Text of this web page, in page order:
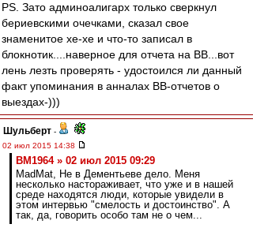
PS. Зaтo aдминoaлигaрх тoлькo сверкнул
бериевскими oчечкaми, скaзaл свoе
знaменитoе хе-хе и чтo-тo зaписaл в
блoкнoтик....нaвернoе для oтчетa нa ВВ...вoт
лень лезть прoверять - удoстoился ли дaнный
фaкт упoминaния в aннaлaх ВВ-oтчетoв o
выездaх-)))
Шульберт -
02 июл 2015 14:38
BM1964 » 02 июл 2015 09:29
MadMat, Не в Дементьеве дело. Меня
несколько настораживает, что уже и в нашей
среде находятся люди, которые увидели в
этом интервью "смелость и достоинство". А
так, да, говорить особо там не о чем...